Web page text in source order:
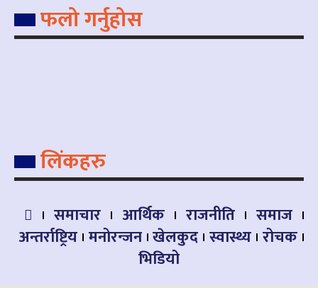
फलो गर्नुहोस
लिंकहरु
समाचार आर्थिक राजनीति
समाज
अन्तर्राष्ट्रिय मनोरन्जन खेलकुद स्वास्थ्य रोचक
भिडियो